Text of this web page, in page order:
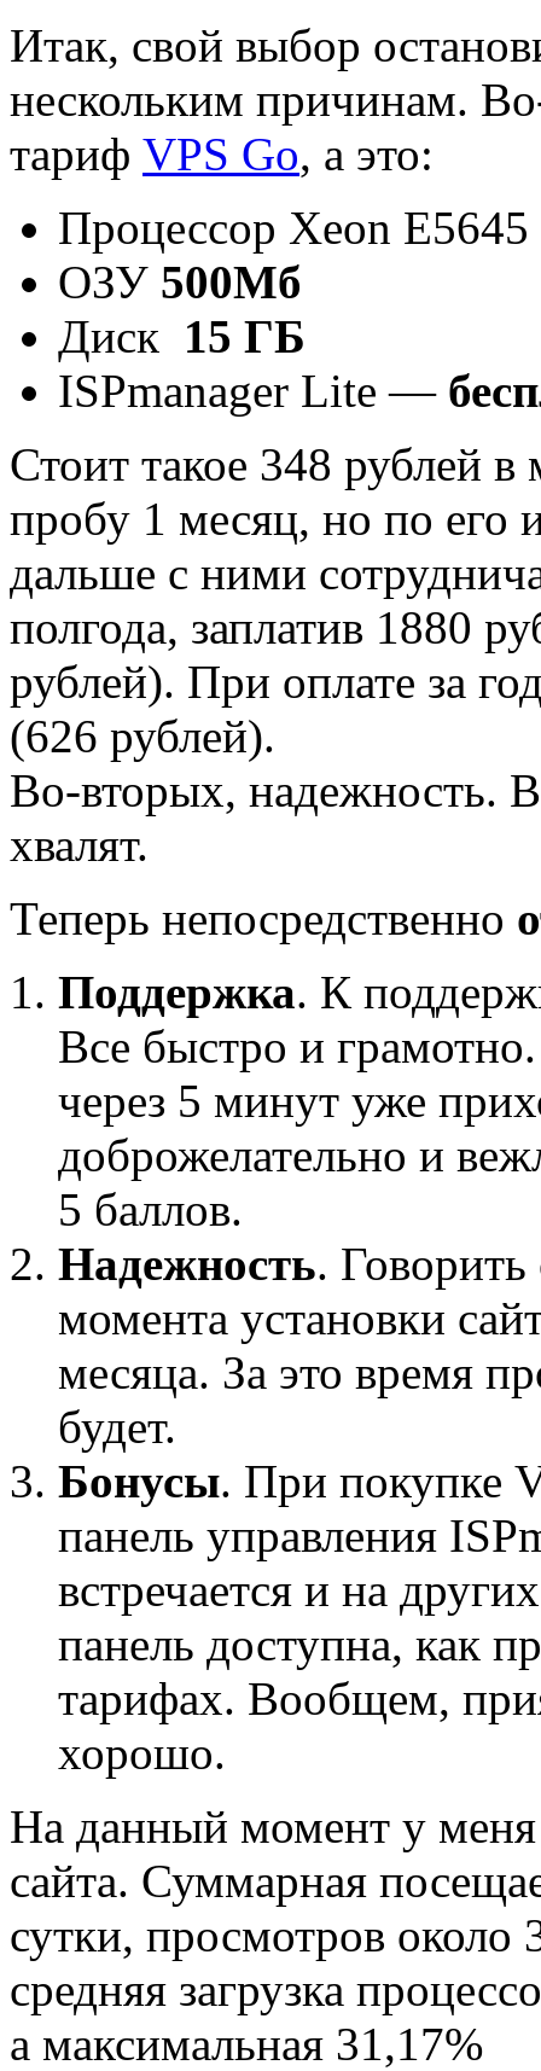
Итак, свой выбор
нескольким причинам.
тариф VPS Go, а это:
Процессор Xeon E5645
ОЗУ 500Мб
Диск 15 ГБ
ISPmanager Lite —
Стоит такое 348 рублей
пробу 1 месяц, но по его
дальше с ними
полгода, заплатив 1880
рублей). При оплате за
(626 рублей).
Во-вторых, надежность. В
хвалят.
Теперь непосредственно
Поддержка. К
Все быстро и
через 5 минут уже
доброжелательно и
5 баллов.
Надежность.
момента установки
месяца. За это время
будет.
Бонусы. При покупке
панель управления
встречается и на
панель доступна, как
тарифах. Вообщем,
хорошо.
На данный момент у
сайта. Суммарная
сутки, просмотров около
средняя загрузка
а максимальная 31,17%